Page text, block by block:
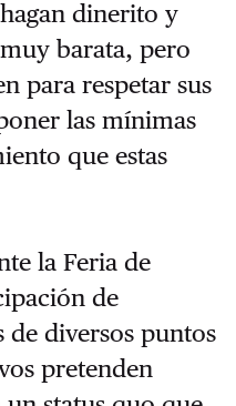
dinerito y
barata, pero
para respetar sus
las mínimas
que estas
la Feria de
de
de diversos puntos
pretenden